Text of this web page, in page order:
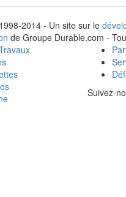
2014 - Un site sur le
de Groupe Durable.com -
Suivez-